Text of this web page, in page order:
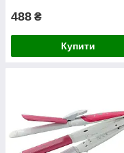
488 ₴
Купити